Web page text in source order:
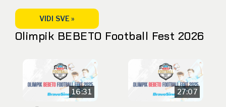
VIDI SVE »
Olimpik BEBETO Football Fest 2026
16:31 27:07